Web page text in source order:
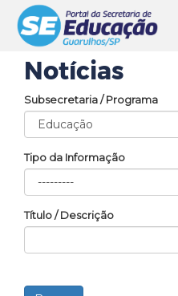
Notícias
Subsecretaria / Programa
Tipo da Informação
Título / Descrição